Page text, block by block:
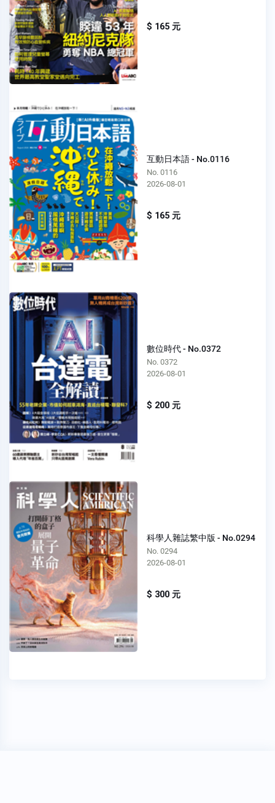
$ 165 元
互動日本語 - No.0116
No. 0116
2026-08-01
$ 165 元
數位時代 - No.0372
No. 0372
2026-08-01
$ 200 元
科學人雜誌繁中版 - No.0294
No. 0294
2026-08-01
$ 300 元